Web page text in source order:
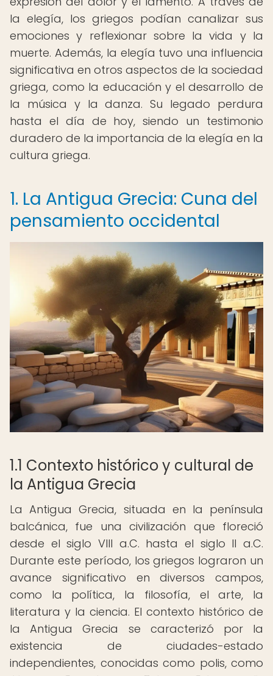
la elegía, los griegos podían canalizar sus
emociones y reflexionar sobre la vida y la
muerte. Además, la elegía tuvo una influencia
significativa en otros aspectos de la sociedad
griega, como la educación y el desarrollo de
la música y la danza. Su legado perdura
hasta el día de hoy, siendo un testimonio
duradero de la importancia de la elegía en la
cultura griega.
1. La Antigua Grecia: Cuna del
pensamiento occidental
1.1 Contexto histórico y cultural de
la Antigua Grecia
La Antigua Grecia, situada en la península
balcánica, fue una civilización que floreció
desde el siglo VIII a.C. hasta el siglo II a.C.
Durante este período, los griegos lograron un
avance significativo en diversos campos,
como la política, la filosofía, el arte, la
literatura y la ciencia. El contexto histórico de
la Antigua Grecia se caracterizó por la
existencia de ciudades-estado
independientes, conocidas como polis, como